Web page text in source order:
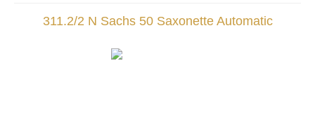
311.2/2 N Sachs 50 Saxonette Automatic